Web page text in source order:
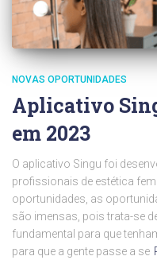
NOVAS OPORTUNIDADES
Aplicativo
em 2023
O aplicativo Singu foi
profissionais de estética
oportunidades, as
são imensas, pois trata-se
fundamental para que
para que a gente passe a se